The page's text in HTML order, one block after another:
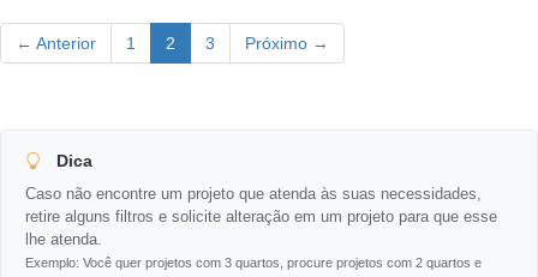
← Anterior 1 2 3 Próximo →
Dica
Caso não encontre um projeto que atenda às suas necessidades,
retire alguns filtros e solicite alteração em um projeto para que esse
lhe atenda.
Exemplo: Você quer projetos com 3 quartos, procure projetos com 2 quartos e